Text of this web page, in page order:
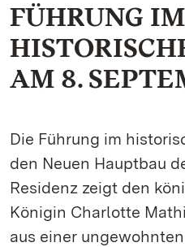
FÜHRUNG IM
AM 8.
Die Führung im
den Neuen Hauptbau
Residenz zeigt den
Königin Charlotte
aus einer